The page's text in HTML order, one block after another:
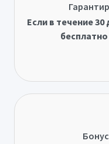
Если в течение